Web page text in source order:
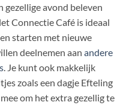
avond beleven
Connectie Café is ideaal
starten met nieuwe
deelnemen aan andere
. Je kunt ook makkelijk
zoals een dagje Efteling
om het extra gezellig te